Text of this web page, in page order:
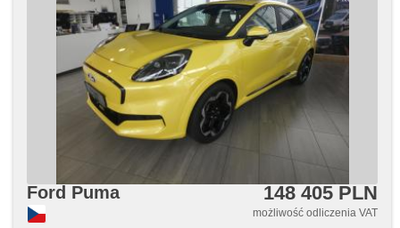
Ford Puma 148 405 PLN
możliwość odliczenia VAT